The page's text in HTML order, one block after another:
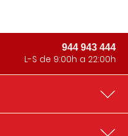
944 943 444
L-S de 9:00h a 22:00h